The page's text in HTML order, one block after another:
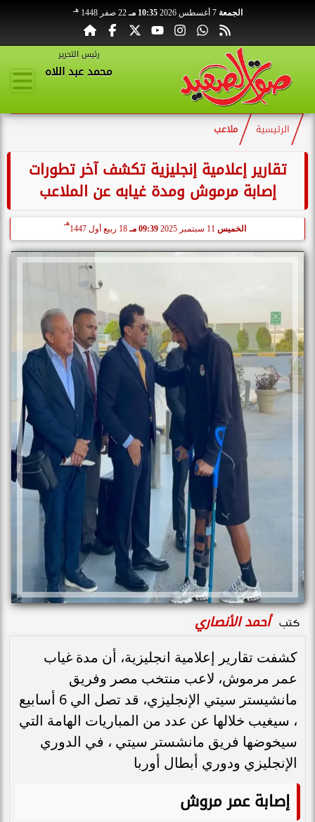
الجمعة 7 أغسطس 2026 10:35 مـ 22 صفر 1448 هـ
رئيس التحرير
محمد عبد اللاه
الرئيسية ملاعب
تقارير إعلامية إنجليزية تكشف آخر تطورات
إصابة مرموش ومدة غيابه عن الملاعب
الخميس 09:39 مـ 18 ربيع أول 1447
هـ
كتب أحمد الأنصاري
كشفت تقارير إعلامية انجليزية، أن مدة غياب
عمر مرموش، لاعب منتخب مصر وفريق
مانشيستر سيتي الإنجليزي، قد تصل الي 6 أسابيع
، سيغيب خلالها عن عدد من المباريات الهامة التي
سيخوضها فريق مانشستر سيتي ، في الدوري
الإنجليزي ودوري أبطال أوربا
إصابة عمر مروش